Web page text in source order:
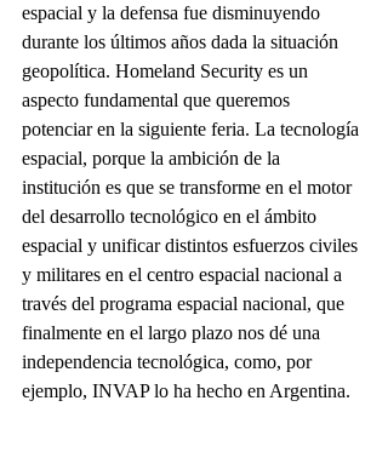
espacial y la defensa fue disminuyendo
durante los últimos años dada la situación
geopolítica. Homeland Security es un
aspecto fundamental que queremos
potenciar en la siguiente feria. La tecnología
espacial, porque la ambición de la
institución es que se transforme en el motor
del desarrollo tecnológico en el ámbito
espacial y unificar distintos esfuerzos civiles
y militares en el centro espacial nacional a
través del programa espacial nacional, que
finalmente en el largo plazo nos dé una
independencia tecnológica, como, por
ejemplo, INVAP lo ha hecho en Argentina.